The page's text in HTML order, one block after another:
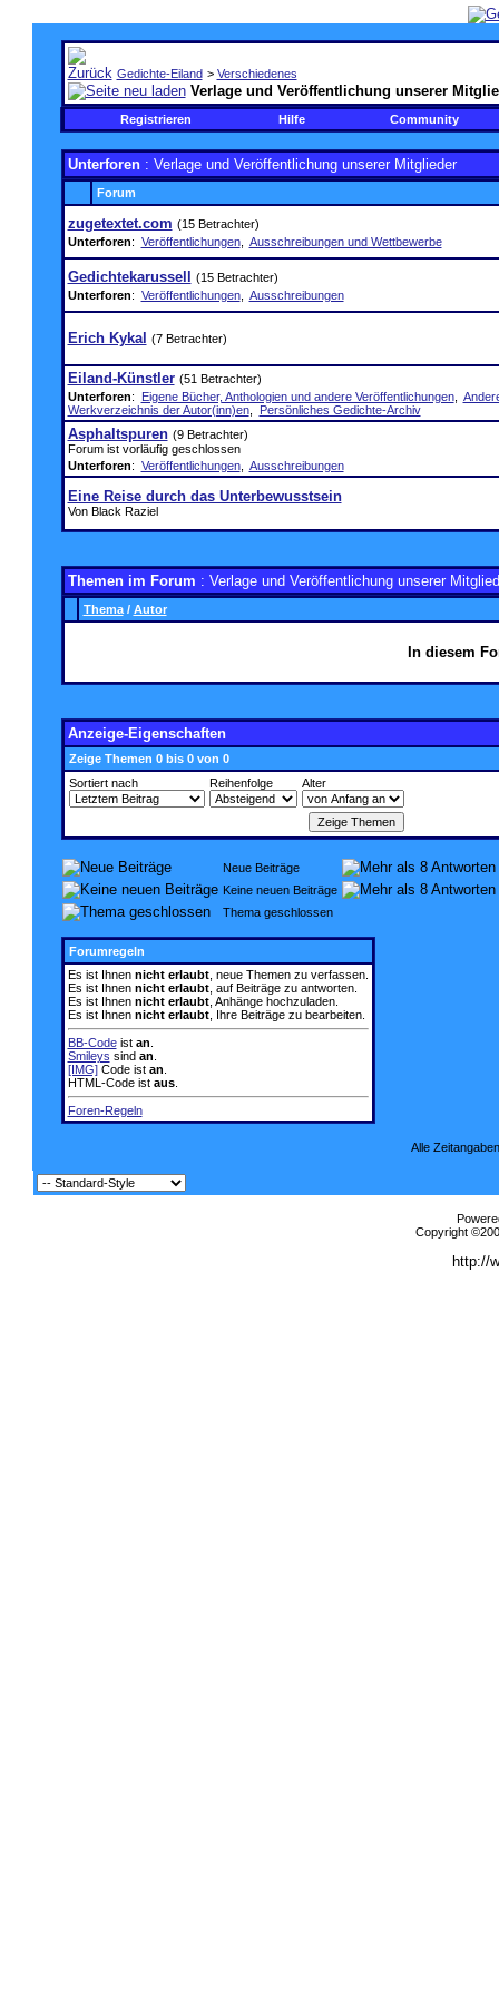
Gedichte-Eiland > Verschiedenes
Verlage und Veröffentlichung unserer
Registrieren Hilfe Community
Unterforen: Verlage und Veröffentlichung unserer Mitglieder
Forum
zugetextet.com (15 Betrachter)
Unterforen: Veröffentlichungen, Ausschreibungen und Wettbewerbe
Gedichtekarussell
(15 Betrachter)
Unterforen: Veröffentlichungen, Ausschreibungen
Erich Kykal (7 Betrachter)
Eiland-Künstler (51 Betrachter)
Unterforen: Eigene Bücher, Anthologien und andere Veröffentlichungen,
Werkverzeichnis der Autor(inn)en, Persönliches Gedichte-Archiv
Asphaltspuren (9 Betrachter)
Forum ist vorläufig geschlossen
Unterforen: Veröffentlichungen, Ausschreibungen
Eine Reise durch das Unterbewusstsein
Von Black Raziel
Themen im Forum : Verlage und Veröffentlichung unserer
Thema/ Autor
In diesem
Anzeige-Eigenschaften
Zeige Themen 0 bis 0 von 0
Sortiert nach
Reihenfolge Alter
Neue Beiträge
Keine neuen Beiträge
Thema geschlossen
Forumregeln
Es ist Ihnen nicht erlaubt, neue Themen zu verfassen.
Es ist Ihnen nicht erlaubt, auf Beiträge zu antworten.
Es ist Ihnen nicht erlaubt, Anhänge hochzuladen.
Es ist Ihnen nicht erlaubt, Ihre Beiträge zu bearbeiten.
BB-Codeist an
Smileys sind an
[IMG]Code ist an
HTML-Code ist aus.
Foren-Regeln
Alle
Copyright
http://